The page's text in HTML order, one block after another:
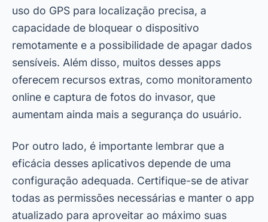
uso do GPS para localização precisa, a
capacidade de bloquear o dispositivo
remotamente e a possibilidade de apagar dados
sensíveis. Além disso, muitos desses apps
oferecem recursos extras, como monitoramento
online e captura de fotos do invasor, que
aumentam ainda mais a segurança do usuário.
Por outro lado, é importante lembrar que a
eficácia desses aplicativos depende de uma
configuração adequada. Certifique-se de ativar
todas as permissões necessárias e manter o app
atualizado para aproveitar ao máximo suas